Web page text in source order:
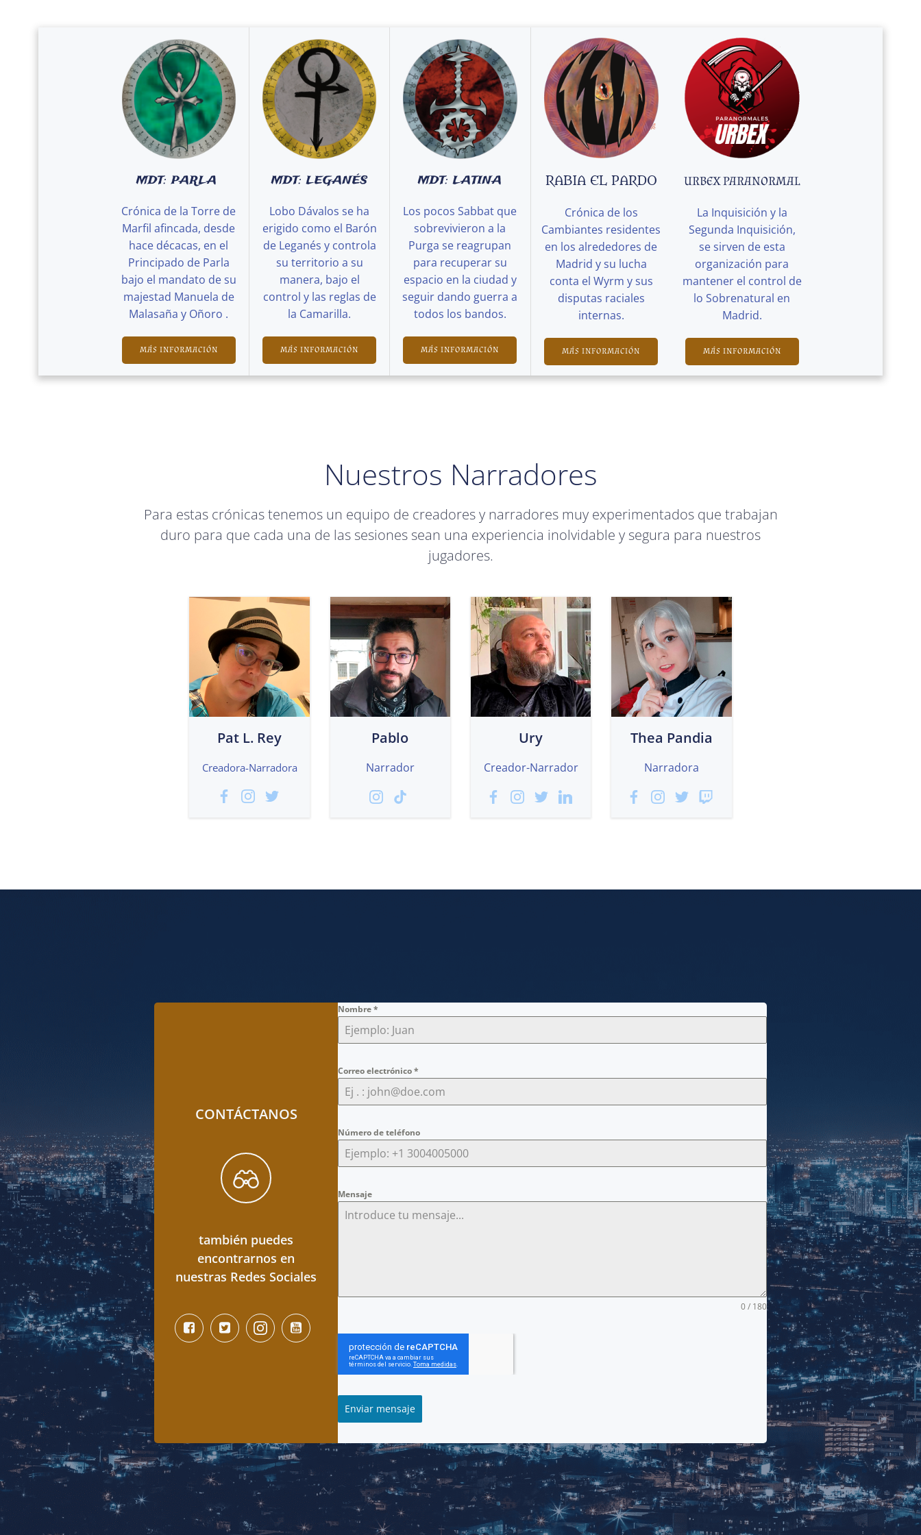
MDT: PARLA
Crónica de la Torre de
Marfil afincada, desde
hace décacas, en el
Principado de Parla
bajo el mandato de su
majestad Manuela de
Malasaña y Oñoro .
MÁS INFORMACIÓN
MDT: LEGANÉS
Lobo Dávalos se ha
erigido como el Barón
de Leganés y controla
su territorio a su
manera, bajo el
control y las reglas de
la Camarilla.
MÁS INFORMACIÓN
MDT: LATINA
Los pocos Sabbat que
sobrevivieron a la
Purga se reagrupan
para recuperar su
espacio en la ciudad y
seguir dando guerra a
todos los bandos.
MÁS INFORMACIÓN
RABIA EL PARDO
Crónica de los
Cambiantes residentes
en los alrededores de
Madrid y su lucha
conta el Wyrm y sus
disputas raciales
internas.
MÁS INFORMACIÓN
URBEX PARANORMAL
La Inquisición y la
Segunda Inquisición,
se sirven de esta
organización para
mantener el control de
lo Sobrenatural en
Madrid.
MÁS INFORMACIÓN
Nuestros Narradores
Para estas crónicas tenemos un equipo de creadores y narradores muy experimentados que trabajan
duro para que cada una de las sesiones sean una experiencia inolvidable y segura para nuestros
jugadores.
Pat L. Rey
Creadora-Narradora
Pablo
Narrador
Ury
Creador-Narrador
Thea Pandia
Narradora
CONTÁCTANOS
también puedes
encontrarnos en
nuestras Redes Sociales
Nombre*
Correo electrónico*
Número de teléfono
Mensaje
0 / 180
Enviar mensaje